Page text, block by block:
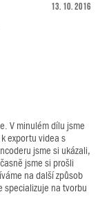
13. 10. 2016
V minulém dílu jsme
exportu videa s
jsme si ukázali,
jsme si prošli
na další způsob
specializuje na tvorbu